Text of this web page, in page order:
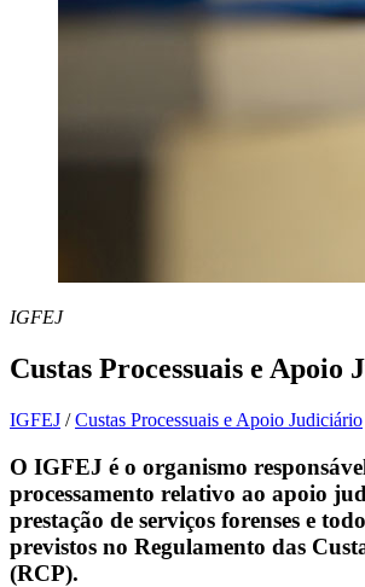
IGFEJ
Custas Processuais e Apoio
IGFEJ /Custas Processuais e Apoio Judiciário
O IGFEJ é o organismo
processamento relativo ao apoio
prestação de serviços forenses e
previstos no Regulamento das
(RCP).